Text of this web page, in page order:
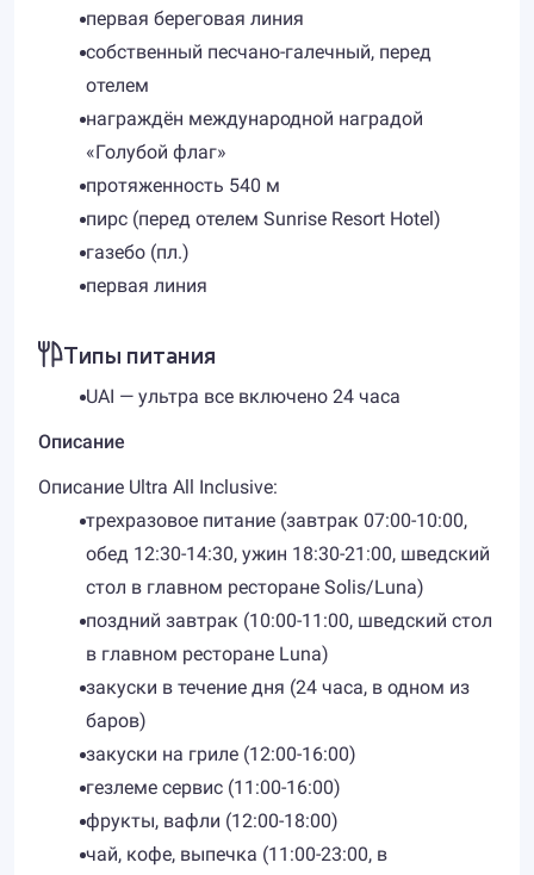
первая береговая линия
собственный песчано-галечный, перед
отелем
награждён международной наградой
«Голубой флаг»
протяженность 540 м
пирс (перед отелем Sunrise Resort Hotel)
газебо (пл.)
первая линия
Типы питания
UAI — ультра все включено 24 часа
Описание
Описание Ultra All Inclusive:
трехразовое питание (завтрак 07:00-10:00,
обед 12:30-14:30, ужин 18:30-21:00, шведский
стол в главном ресторане Solis/Luna)
поздний завтрак (10:00-11:00, шведский стол
в главном ресторане Luna)
закуски в течение дня (24 часа, в одном из
баров)
закуски на гриле (12:00-16:00)
гезлеме сервис (11:00-16:00)
фрукты, вафли (12:00-18:00)
чай, кофе, выпечка (11:00-23:00, в